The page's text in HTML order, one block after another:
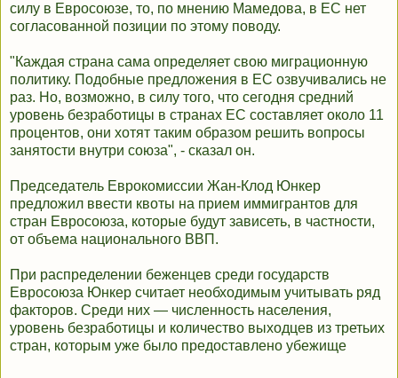
силу в Евросоюзе, то, по мнению Мамедова, в ЕС нет
согласованной позиции по этому поводу.
"Каждая страна сама определяет свою миграционную
политику. Подобные предложения в ЕС озвучивались не
раз. Но, возможно, в силу того, что сегодня средний
уровень безработицы в странах ЕС составляет около 11
процентов, они хотят таким образом решить вопросы
занятости внутри союза", - сказал он.
Председатель Еврокомиссии Жан-Клод Юнкер
предложил ввести квоты на прием иммигрантов для
стран Евросоюза, которые будут зависеть, в частности,
от объема национального ВВП.
При распределении беженцев среди государств
Евросоюза Юнкер считает необходимым учитывать ряд
факторов. Среди них — численность населения,
уровень безработицы и количество выходцев из третьих
стран, которым уже было предоставлено убежище